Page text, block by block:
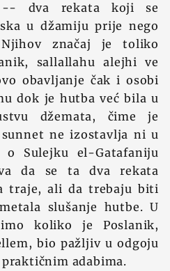
-- dva rekata koji se
u džamiju prije nego
značaj je toliko
sallallahu alejhi ve
obavljanje čak i osobi
dok je hutba već bila u
džemata, čime je
ne izostavlja ni u
Sulejku el-Gatafaniju
da se ta dva rekata
traje, ali da trebaju biti
slušanje hutbe. U
koliko je Poslanik,
bio pažljiv u odgoju
adabima.